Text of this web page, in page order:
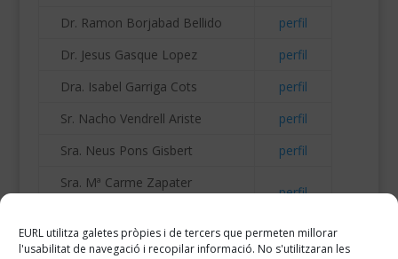
EURL utilitza galetes pròpies i de tercers que permeten millorar
l'usabilitat de navegació i recopilar informació. No s'utilitzaran les
Dr. Ramon Borjabad Bellido
perfil
Dr. Jesus Gasque Lopez
perfil
Dra. Isabel Garriga Cots
perfil
Sr. Nacho Vendrell Ariste
perfil
Sra. Neus Pons Gisbert
perfil
Sra. Mª Carme Zapater
perfil